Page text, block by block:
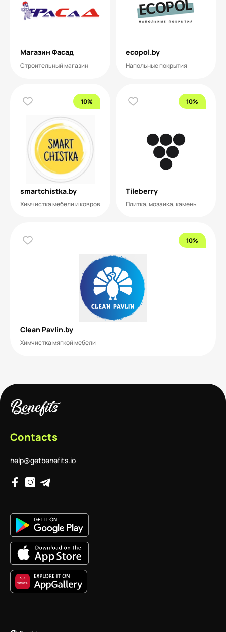
Магазин Фасад
Строительный магазин
ecopol.by
Напольные покрытия
10%
smartchistka.by
Химчистка мебели и ковров
10%
Tileberry
Плитка, мозаика, камень
10%
Clean Pavlin.by
Химчистка мягкой мебели
Contacts
help@getbenefits.io